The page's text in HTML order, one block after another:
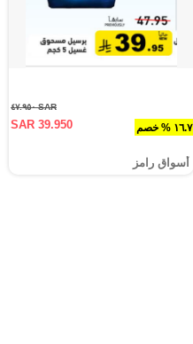
١٦.٧ % خصم
SAR ٤٧.٩٥٠
SAR 39.950
أسواق رامز